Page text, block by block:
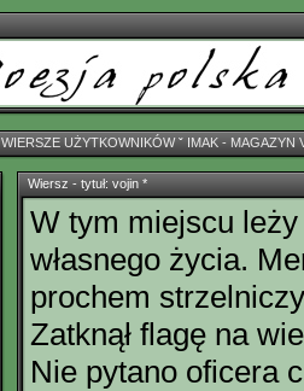
WIERSZE UŻYTKOWNIKÓWˇ IMAK - MAGAZYN
Wiersz - tytuł: vojin *
W tym miejscu
własnego życia.
prochem
Zatknął flagę na
Nie pytano oficera